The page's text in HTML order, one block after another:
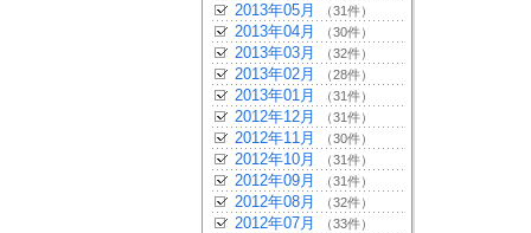
2013年05月 （31件）
2013年04月 （30件）
2013年03月 （32件）
2013年02月 （28件）
2013年01月 （31件）
2012年12月 （31件）
2012年11月 （30件）
2012年10月 （31件）
2012年09月 （31件）
2012年08月 （32件）
2012年07月 （33件）